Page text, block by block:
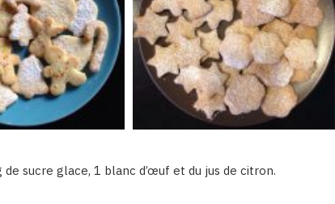
sucre glace, 1 blanc d’œuf et du jus de citron.